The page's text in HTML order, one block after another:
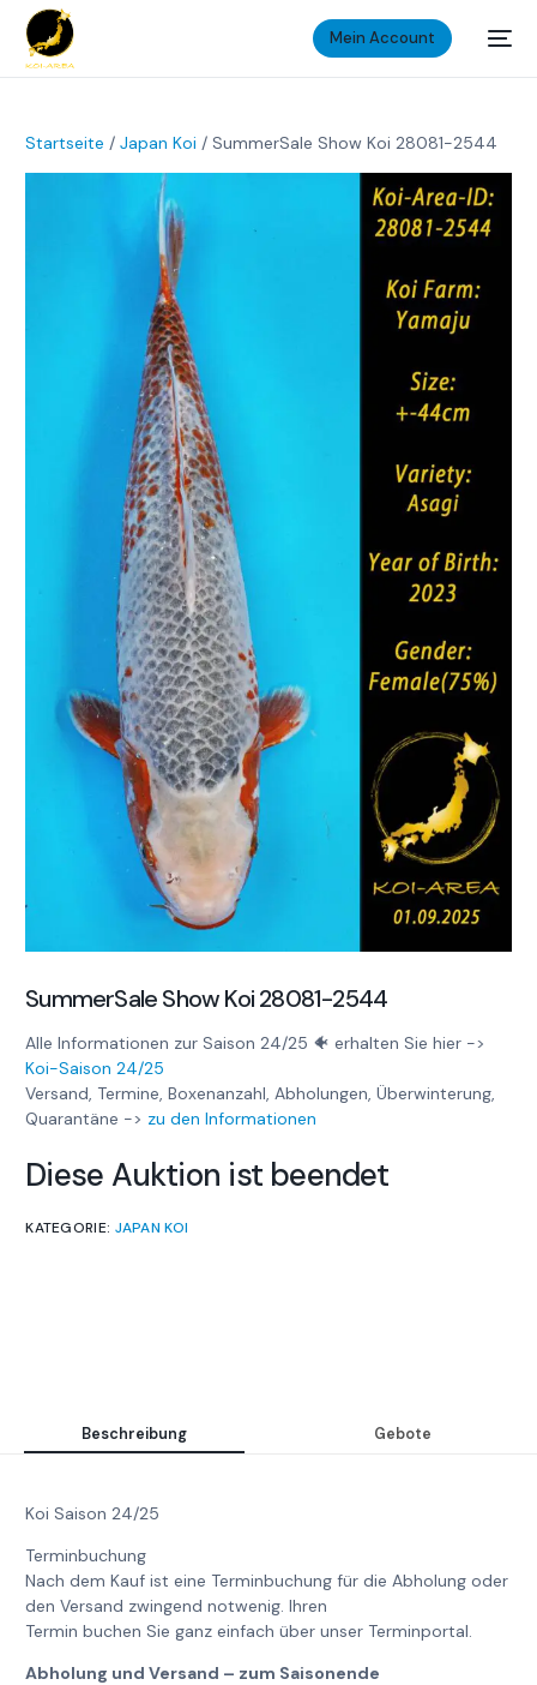
Mein Account
Startseite /Japan Koi / SummerSale Show Koi 28081-2544
SummerSale Show Koi 28081-2544
Alle Informationen zur Saison 24/25 🐠 erhalten Sie hier ->
Koi-Saison 24/25
Versand, Termine, Boxenanzahl, Abholungen, Überwinterung,
Quarantäne -> zu den Informationen
Diese Auktion ist beendet
KATEGORIE: JAPAN KOI
Beschreibung Gebote
Koi Saison 24/25
Terminbuchung
Nach dem Kauf ist eine Terminbuchung für die Abholung oder
den Versand zwingend notwenig. Ihren
Termin buchen Sie ganz einfach über unser Terminportal.
Abholung und Versand – zum Saisonende